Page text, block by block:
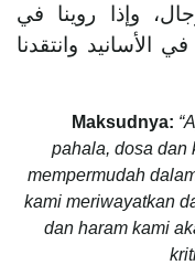
وإذا روينا في
الأسانيد وانتقدنا
Maksudnya:
pahala, dosa dan
mempermudah
kami meriwayatkan
dan haram kami